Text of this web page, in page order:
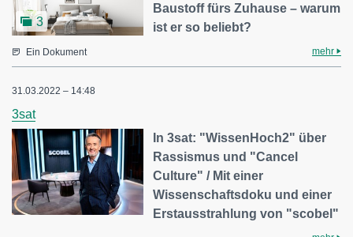
3
Baustoff fürs Zuhause – warum
ist er so beliebt?
Ein Dokument mehr
31.03.2022 – 14:48
3sat
In 3sat: "WissenHoch2" über
Rassismus und "Cancel
Culture" / Mit einer
Wissenschaftsdoku und einer
Erstausstrahlung von "scobel"